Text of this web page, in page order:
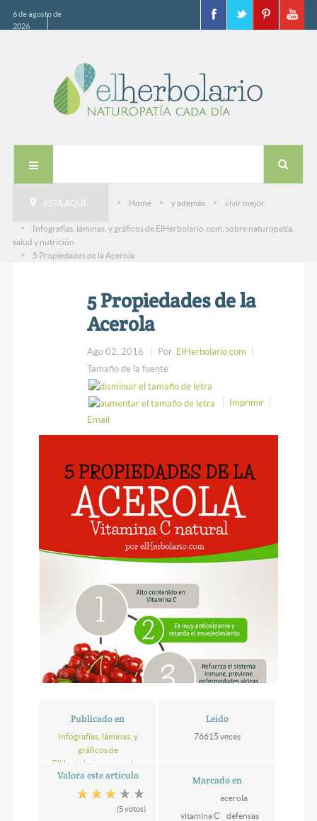
6 de agosto de
2026
ESTÁ AQUÍ: Home y además vivir mejor
Infografías, láminas, y gráficos de ElHerbolario.com, sobre naturopatia,
salud y nutrición
5 Propiedades de la Acerola
5 Propiedades de la
Acerola
Ago 02, 2016 Por ElHerbolario.com
Tamaño de la fuente
Imprimir
Email
Publicado en
Infografías, láminas, y
gráficos de
ElHerbolario.com, sobre
naturopatia, salud y
nutrición
Leído
76615 veces
Valora este artículo
(5 votos)
Marcado en
acerola
vitamina C
defensas